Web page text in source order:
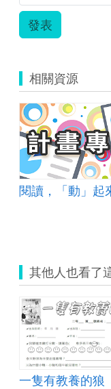
發表
相關資源
閱讀，「動」起
其他人也看了
一隻有教養的狼